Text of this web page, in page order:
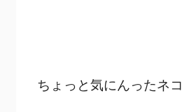
ちょっと気にんったネコ